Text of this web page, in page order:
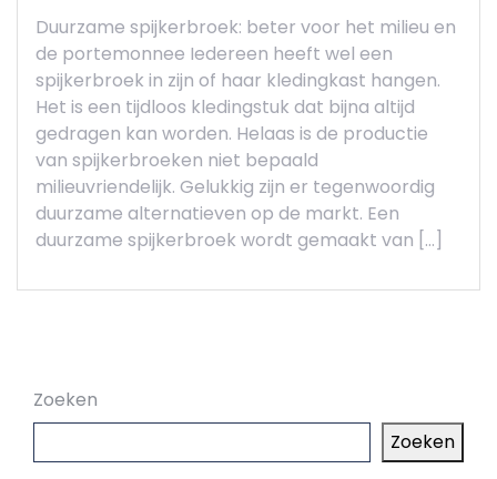
Duurzame spijkerbroek: beter voor het milieu en
de portemonnee Iedereen heeft wel een
spijkerbroek in zijn of haar kledingkast hangen.
Het is een tijdloos kledingstuk dat bijna altijd
gedragen kan worden. Helaas is de productie
van spijkerbroeken niet bepaald
milieuvriendelijk. Gelukkig zijn er tegenwoordig
duurzame alternatieven op de markt. Een
duurzame spijkerbroek wordt gemaakt van […]
Zoeken
Zoeken